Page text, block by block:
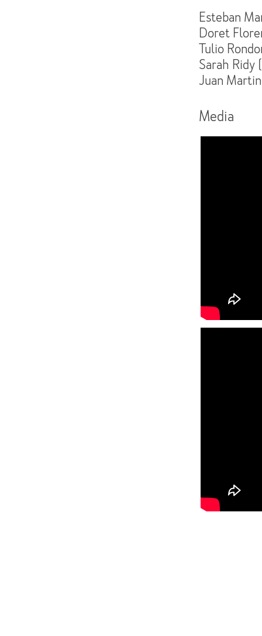
Esteban
Doret
Tulio
Sarah Ridy
Juan
Media